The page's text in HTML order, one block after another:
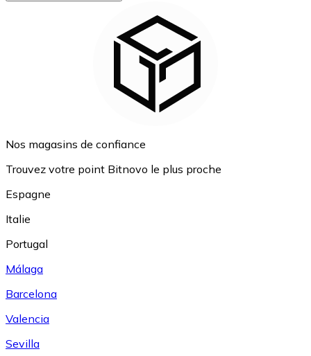
Nos magasins de confiance
Trouvez votre point Bitnovo le plus proche
Espagne
Italie
Portugal
Málaga
Barcelona
Valencia
Sevilla